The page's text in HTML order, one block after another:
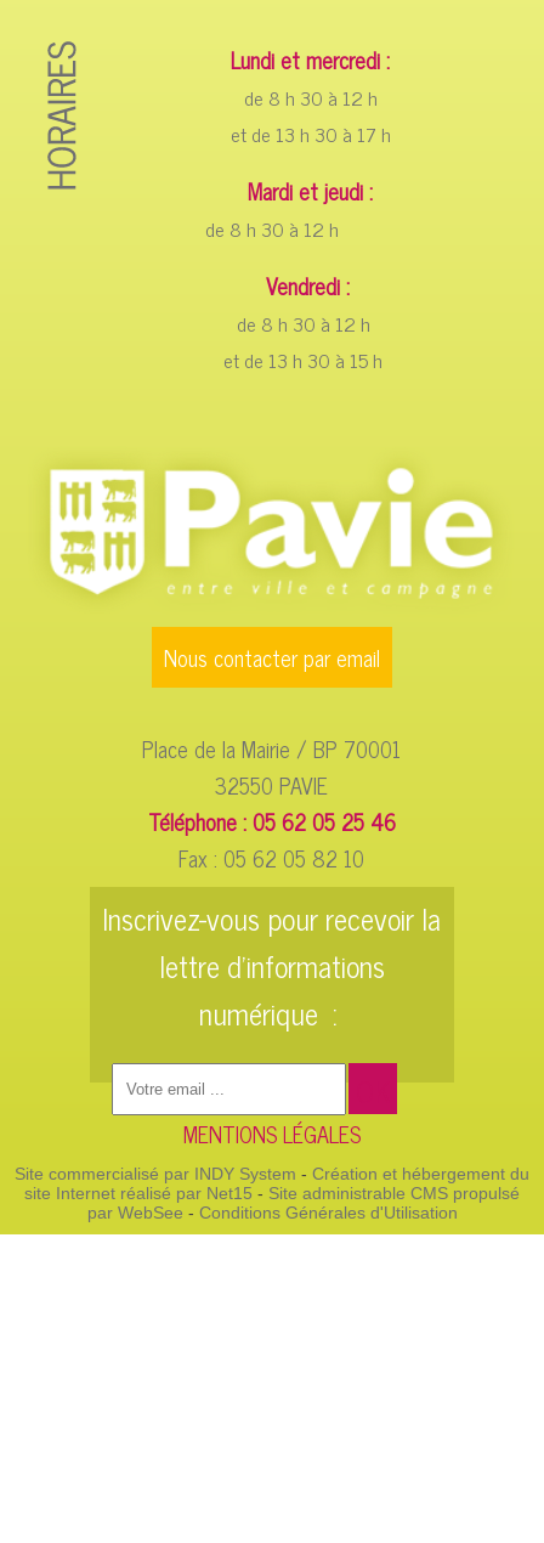
Lundi et mercredi :
de 8 h 30 à 12 h
et de 13 h 30 à 17 h
Mardi et jeudi :
de 8 h 30 à 12 h
Vendredi :
de 8 h 30 à 12 h
et de 13 h 30 à 15 h
Nous contacter par email
Place de la Mairie / BP 70001
32550 PAVIE
Téléphone : 05 62 05 25 46
Fax : 05 62 05 82 10
Inscrivez-vous pour recevoir la
lettre d'informations
numérique :
adresse
email
MENTIONS LÉGALES
Site commercialisé par INDY System - Création et hébergement du
site Internet réalisé par Net15 - Site administrable CMS propulsé
par WebSee - Conditions Générales d'Utilisation